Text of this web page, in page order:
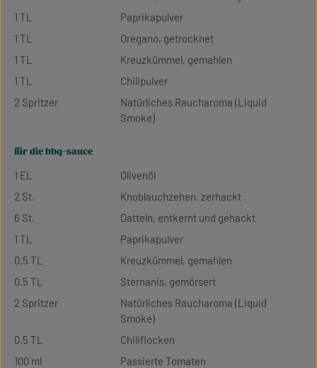
1 TL
Paprikapulver
1 TL
Oregano, getrocknet
1 TL
Kreuzkümmel, gemahlen
1 TL
Chilipulver
2 Spritzer
Natürliches Raucharoma (Liquid
Smoke)
für die bbq-sauce
1 EL
Olivenöl
2 St.
Knoblauchzehen, zerhackt
6 St.
Datteln, entkernt und gehackt
1 TL
Paprikapulver
0.5 TL
Kreuzkümmel, gemahlen
0.5 TL
Sternanis, gemörsert
2 Spritzer
Natürliches Raucharoma (Liquid
Smoke)
0.5 TL
Chiliflocken
100 ml
Passierte Tomaten